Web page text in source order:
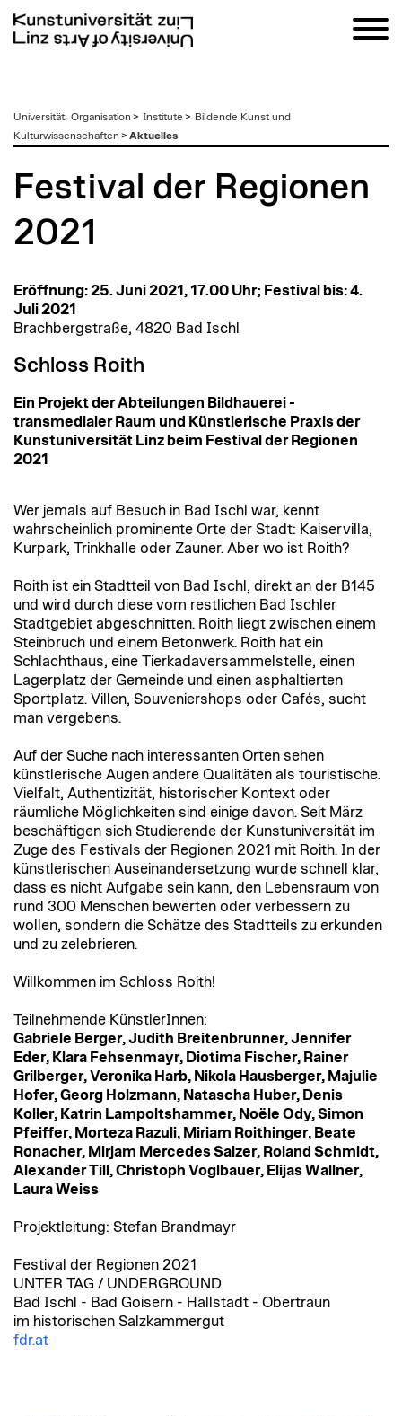
zum
Inhalt
Universität: Organisation > Institute > Bildende Kunst und
Kulturwissenschaften > Aktuelles
Festival der Regionen
2021
Eröffnung: 25. Juni 2021, 17.00 Uhr; Festival bis: 4.
Juli 2021
Brachbergstraße, 4820 Bad Ischl
Schloss Roith
Ein Projekt der Abteilungen Bildhauerei -
transmedialer Raum und Künstlerische Praxis der
Kunstuniversität Linz beim Festival der Regionen
2021
Wer jemals auf Besuch in Bad Ischl war, kennt
wahrscheinlich prominente Orte der Stadt: Kaiservilla,
Kurpark, Trinkhalle oder Zauner. Aber wo ist Roith?
Roith ist ein Stadtteil von Bad Ischl, direkt an der B145
und wird durch diese vom restlichen Bad Ischler
Stadtgebiet abgeschnitten. Roith liegt zwischen einem
Steinbruch und einem Betonwerk. Roith hat ein
Schlachthaus, eine Tierkadaversammelstelle, einen
Lagerplatz der Gemeinde und einen asphaltierten
Sportplatz. Villen, Souveniershops oder Cafés, sucht
man vergebens.
Auf der Suche nach interessanten Orten sehen
künstlerische Augen andere Qualitäten als touristische.
Vielfalt, Authentizität, historischer Kontext oder
räumliche Möglichkeiten sind einige davon. Seit März
beschäftigen sich Studierende der Kunstuniversität im
Zuge des Festivals der Regionen 2021 mit Roith. In der
künstlerischen Auseinandersetzung wurde schnell klar,
dass es nicht Aufgabe sein kann, den Lebensraum von
rund 300 Menschen bewerten oder verbessern zu
wollen, sondern die Schätze des Stadtteils zu erkunden
und zu zelebrieren.
Willkommen im Schloss Roith!
Teilnehmende KünstlerInnen:
Gabriele Berger, Judith Breitenbrunner, Jennifer
Eder, Klara Fehsenmayr, Diotima Fischer, Rainer
Grilberger, Veronika Harb, Nikola Hausberger, Majulie
Hofer, Georg Holzmann, Natascha Huber, Denis
Koller, Katrin Lampoltshammer, Noële Ody, Simon
Pfeiffer, Morteza Razuli, Miriam Roithinger, Beate
Ronacher, Mirjam Mercedes Salzer, Roland Schmidt,
Alexander Till, Christoph Voglbauer, Elijas Wallner,
Laura Weiss
Projektleitung: Stefan Brandmayr
Festival der Regionen 2021
UNTER TAG / UNDERGROUND
Bad Ischl - Bad Goisern - Hallstadt - Obertraun
im historischen Salzkammergut
fdr.at